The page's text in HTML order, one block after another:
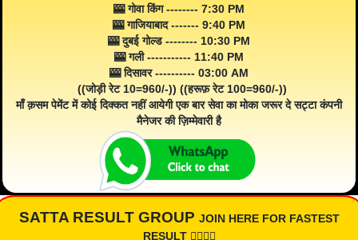
🎰 गोवा किंग -------- 7:30 PM
🎰 गाजियाबाद ------- 9:40 PM
🎰 दुबई गोल्ड -------- 10:30 PM
🎰 गली ----------- 11:40 PM
🎰 दिसावर ---------- 03:00 AM
((जोड़ी रेट 10=960/-)) ((हरूफ़ रेट 100=960/-))
माँ क़सम पेमेंट में कोई दिक्कत नहीं आयेगी एक बार सेवा का मोका जरूर दे सट्टा कंपनी
मैनेजर की ज़िम्मेवारी है
SATTA RESULT GROUP JOIN HERE FOR FASTEST
RESULT 👇🏾👇🏾